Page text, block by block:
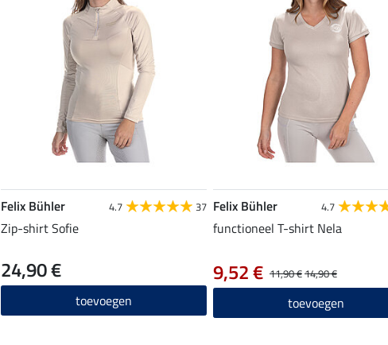
Felix Bühler 4.7 37
Zip-shirt Sofie
24,90 €
toevoegen
Felix Bühler 4.7
functioneel T-shirt Nela
11,90 €14,90 €
9,52 €
toevoegen